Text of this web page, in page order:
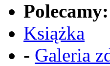
Polecamy:
Książka
- Galeria